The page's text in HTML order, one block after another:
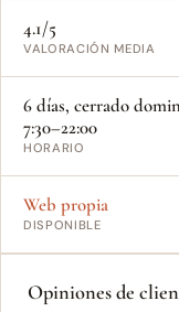
4.1/5
VALORACIÓN MEDIA
6 días, cerrado
7:30–22:00
HORARIO
Web propia
DISPONIBLE
Opiniones de